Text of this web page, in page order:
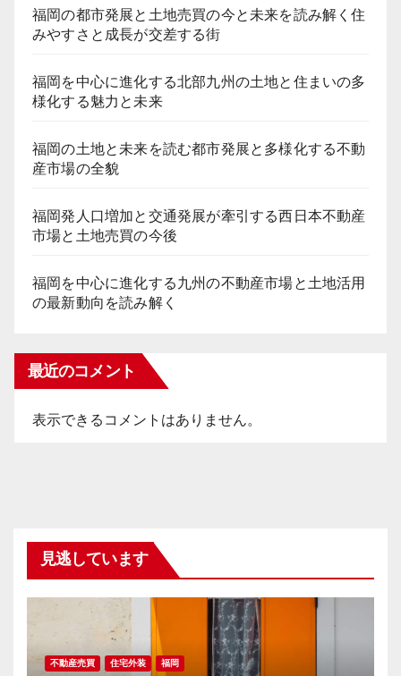
福岡の都市発展と土地売買の今と未来を読み解く住
みやすさと成長が交差する街
福岡を中心に進化する北部九州の土地と住まいの多
様化する魅力と未来
福岡の土地と未来を読む都市発展と多様化する不動
産市場の全貌
福岡発人口増加と交通発展が牽引する西日本不動産
市場と土地売買の今後
福岡を中心に進化する九州の不動産市場と土地活用
の最新動向を読み解く
最近のコメント
表示できるコメントはありません。
見逃しています
不動産売買 住宅外装 福岡